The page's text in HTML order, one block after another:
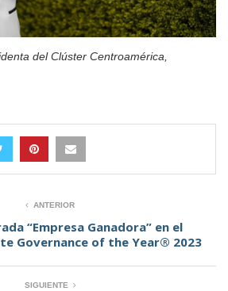
del Clúster Centroamérica,
ANTERIOR
“Empresa Ganadora” en el
Governance of the Year® 2023
SIGUIENTE